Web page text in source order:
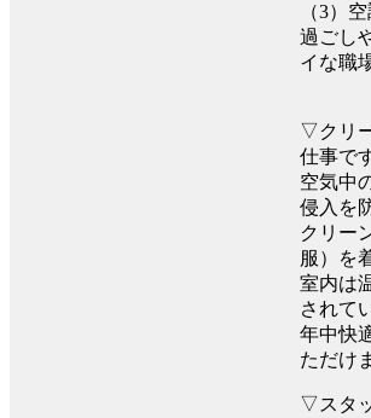
（3）
過ごし
イな職
▽クリ
仕事で
空気中
侵入を
クリー
服）を
室内は
されて
年中快
ただけ
▽スタ